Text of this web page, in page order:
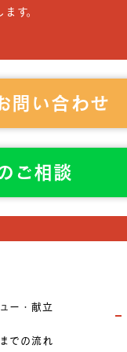
す。
問い合わせ
ご相談
ー・献立
での流れ